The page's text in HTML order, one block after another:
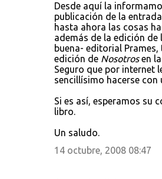
Desde aquí la
publicación de la
hasta ahora las cosas
además de la edición de
buena- editorial Prames,
edición de Nosotrosen
Seguro que por internet
sencillísimo hacerse con
Si es así, esperamos su
libro.
Un saludo.
14 octubre, 2008 08:47